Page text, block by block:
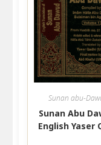
Sunan abu-
Sunan Abu
English Yaser